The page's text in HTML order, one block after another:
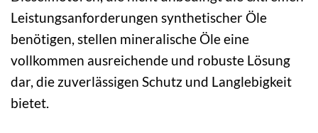
Leistungsanforderungen synthetischer Öle
benötigen, stellen mineralische Öle eine
vollkommen ausreichende und robuste Lösung
dar, die zuverlässigen Schutz und Langlebigkeit
bietet.